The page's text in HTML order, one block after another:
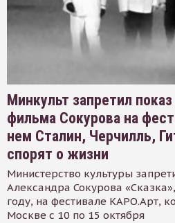
Минкульт запретил
фильма Сокурова на
нем Сталин, Черчилль,
спорят о жизни
Министерство культуры
Александра Сокурова
году, на фестивале КАРО.Арт,
Москве с 10 по 15 октября